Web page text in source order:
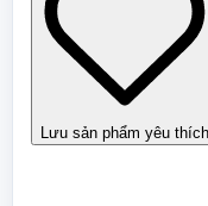
Lưu sản phẩm yêu thích